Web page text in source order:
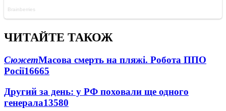
ЧИТАЙТЕ ТАКОЖ
СюжетМасова смерть на пляжі. Робота ППО
Росії16665
Другий за день: у РФ поховали ще одного
генерала13580